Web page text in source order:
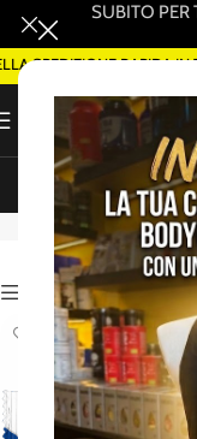
SUBITO PER
RAPIDA IN
ORDINA SMART
Barrette
Attiva Filtri